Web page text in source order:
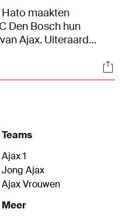
maakten
Den Bosch hun
Ajax. Uiteraard
hoofdmacht.
Teams
Ajax 1
Jong Ajax
Ajax Vrouwen
Meer